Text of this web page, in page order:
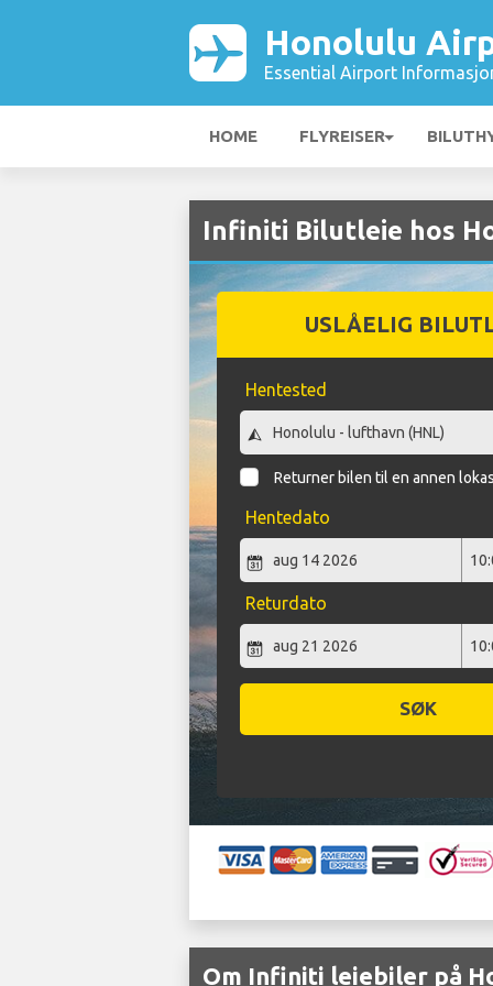
Honolulu
Essential Airport
HOME FLYREISER
Infiniti Bilutleie hos
USLÅELIG
Hentested
Returner bilen til en annen
Hentedato
Returdato
SØK
Om Infiniti leiebiler på